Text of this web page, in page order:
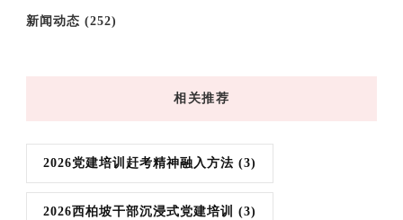
新闻动态 (252)
相关推荐
2026党建培训赶考精神融入方法 (3)
2026西柏坡干部沉浸式党建培训 (3)